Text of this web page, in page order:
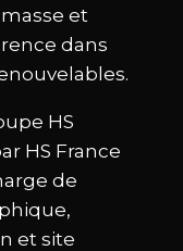
et
dans
HS
HS France
de
et site